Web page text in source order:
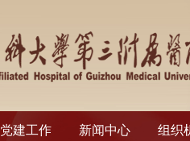
党建工作 新闻中心 组织